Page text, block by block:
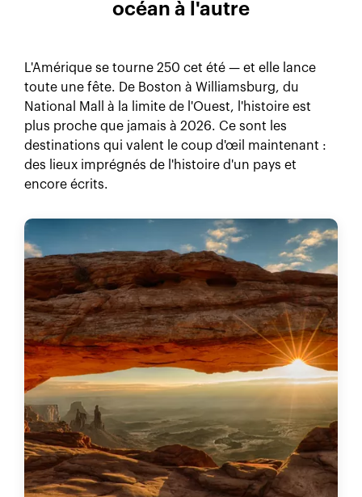
océan à l'autre
L'Amérique se tourne 250 cet été — et elle lance
toute une fête. De Boston à Williamsburg, du
National Mall à la limite de l'Ouest, l'histoire est
plus proche que jamais à 2026. Ce sont les
destinations qui valent le coup d'œil maintenant :
des lieux imprégnés de l'histoire d'un pays et
encore écrits.